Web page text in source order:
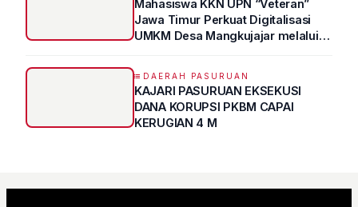
Mahasiswa KKN UPN “Veteran”
Jawa Timur Perkuat Digitalisasi
UMKM Desa Mangkujajar melalui
DAERAH PASURUAN
KAJARI PASURUAN EKSEKUSI
DANA KORUPSI PKBM CAPAI
KERUGIAN 4 M